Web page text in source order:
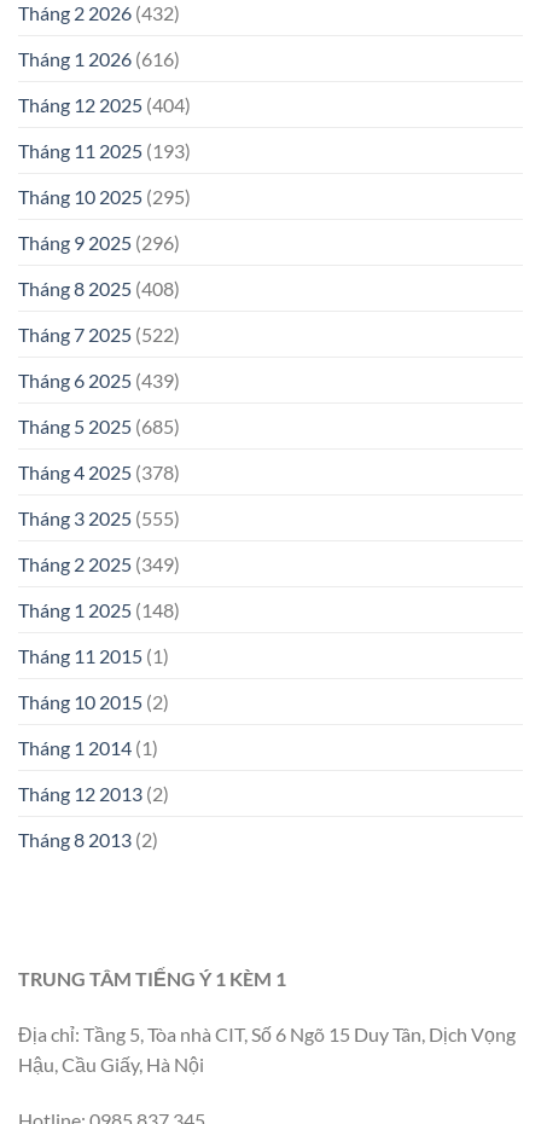
Tháng 2 2026 (432)
Tháng 1 2026 (616)
Tháng 12 2025 (404)
Tháng 11 2025 (193)
Tháng 10 2025 (295)
Tháng 9 2025 (296)
Tháng 8 2025 (408)
Tháng 7 2025 (522)
Tháng 6 2025 (439)
Tháng 5 2025 (685)
Tháng 4 2025 (378)
Tháng 3 2025 (555)
Tháng 2 2025 (349)
Tháng 1 2025 (148)
Tháng 11 2015 (1)
Tháng 10 2015 (2)
Tháng 1 2014 (1)
Tháng 12 2013 (2)
Tháng 8 2013 (2)
TRUNG TÂM TIẾNG Ý 1 KÈM 1
Địa chỉ: Tầng 5, Tòa nhà CIT, Số 6 Ngõ 15 Duy Tân, Dịch Vọng
Hậu, Cầu Giấy, Hà Nội